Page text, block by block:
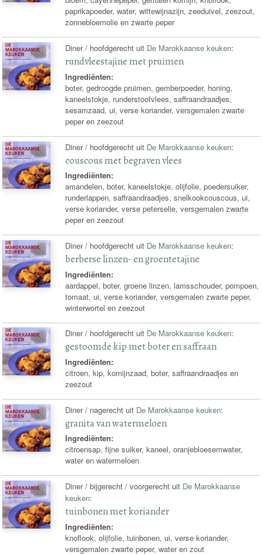
paprikapoeder, water, wittewijnazijn, zeeduivel, zeezout,
zonnebloemolie en zwarte peper
Diner / hoofdgerecht uit De Marokkaanse keuken:
rundvleestajine met pruimen
Ingrediënten:
boter, gedroogde pruimen, gemberpoeder, honing,
kaneelstokje, runderstoofvlees, saffraandraadjes,
sesamzaad, ui, verse koriander, versgemalen zwarte
peper en zeezout
Diner / hoofdgerecht uit De Marokkaanse keuken:
couscous met begraven vlees
Ingrediënten:
amandelen, boter, kaneelstokje, olijfolie, poedersuiker,
runderlappen, saffraandraadjes, snelkookcouscous, ui,
verse koriander, verse peterselie, versgemalen zwarte
peper en zeezout
Diner / hoofdgerecht uit De Marokkaanse keuken:
berberse linzen- en groentetajine
Ingrediënten:
aardappel, boter, groene linzen, lamsschouder, pompoen,
tomaat, ui, verse koriander, versgemalen zwarte peper,
winterwortel en zeezout
Diner / hoofdgerecht uit De Marokkaanse keuken:
gestoomde kip met boter en saffraan
Ingrediënten:
citroen, kip, komijnzaad, boter, saffraandraadjes en
zeezout
Diner / nagerecht uit De Marokkaanse keuken:
granita van watermeloen
Ingrediënten:
citroensap, fijne suiker, kaneel, oranjebloesemwater,
water en watermeloen
Diner / bijgerecht / voorgerecht uit De Marokkaanse
keuken:
tuinbonen met koriander
Ingrediënten:
knoflook, olijfolie, tuinbonen, ui, verse koriander,
versgemalen zwarte peper, water en zout